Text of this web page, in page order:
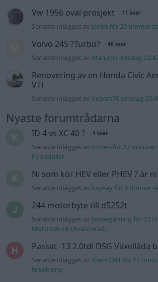
Vw 1956 oval prosjekt 11 svar
Senaste inlägget av jarleb för 20 timmar
Volvo 245 ?Turbo? 40 svar
Senaste inlägget av Marurb1 onsdag
Renovering av en Honda Civic
VTi
Senaste inlägget avXebers76 onsdag
Nyaste forumtrådarna
ID 4 vs XC 40 ? 1 svar
Senaste inlägget avtorsen för 27 minuter
hybridbilar
Ni som kör HEV eller PHEV ? är
Senaste inlägget av kaykay för 6 timmar
244 motorbyte till d5252t
Senaste inlägget av Jeppegaming för 13
Motorteknik (Avancerad)
Passat -13 2.0tdi DSG Växellåda
Senaste inlägget avThe-GOAT för 17
felsökning